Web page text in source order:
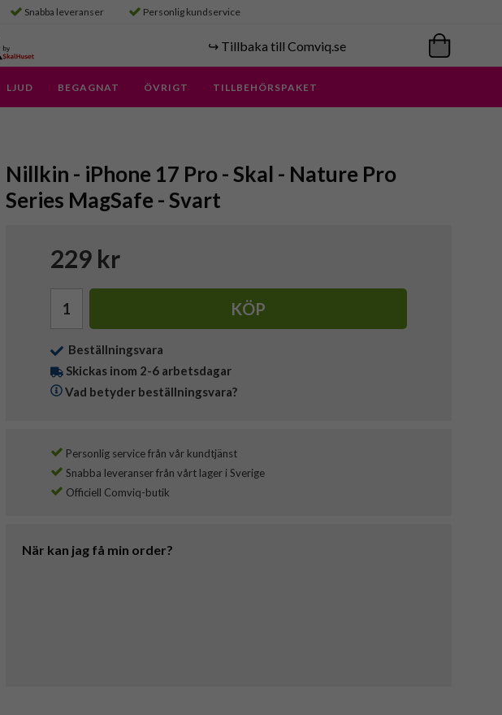
Snabba leveranser Personlig kundservice
↪️ Tillbaka till Comviq.se
LJUD BEGAGNAT ÖVRIGT TILLBEHÖRSPAKET
Nillkin - iPhone 17 Pro - Skal - Nature Pro
Series MagSafe - Svart
229 kr
KÖP
Beställningsvara
Skickas inom 2-6 arbetsdagar
Vad betyder beställningsvara?
Personlig service från vår kundtjänst
Snabba leveranser från vårt lager i Sverige
Officiell Comviq-butik
När kan jag få min order?